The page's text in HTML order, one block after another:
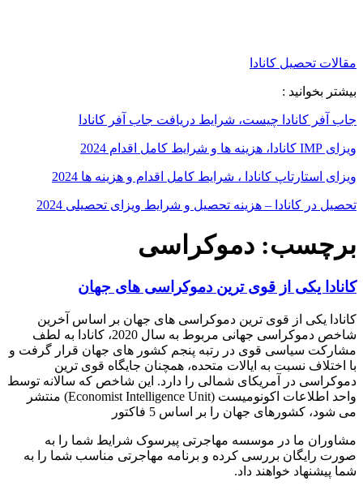
مقالات تحصیل کانادا
بیشتر بخوانید :
جاب آفر کانادا چیست، شرایط دریافت جاب آفر کانادا
ویزای IMP کانادا، هزینه ها و شرایط کامل اقدام 2024
ویزای استارتاپ کانادا ، شرایط کامل اقدام و هزینه ها 2024
تحصیل در کانادا – هزینه‌ تحصیل و شرایط ویزای تحصیلی 2024
برچسب: دموکراسی
کانادا یکی از قوی ترین دموکراسی های جهان
کانادا یکی از قوی ترین دموکراسی های جهان بر اساس آخرین
شاخص دموکراسی جهانی مربوط به سال 2020، کانادا به لطف
مشارکت سیاسی قوی در رتبه پنجم کشور های جهان قرار گرفت و
با اختلاف نسبت به ایالات متحده، همچنان جایگاه قوی ترین
دموکراسی در آمریکای شمالی را دارد. این شاخص که سالانه توسط
واحد اطلاعات اکونومیست (Economist Intelligence Unit) منتشر
می شود، کشورهای جهان را بر اساس 5 فاکتور
مشاوران ما در موسسه مهاجرتی پیرسوک شرایط شما را به
صورت رایگان بررسی کرده و برنامه مهاجرتی مناسب شما را به
شما پیشنهاد خواهند داد.